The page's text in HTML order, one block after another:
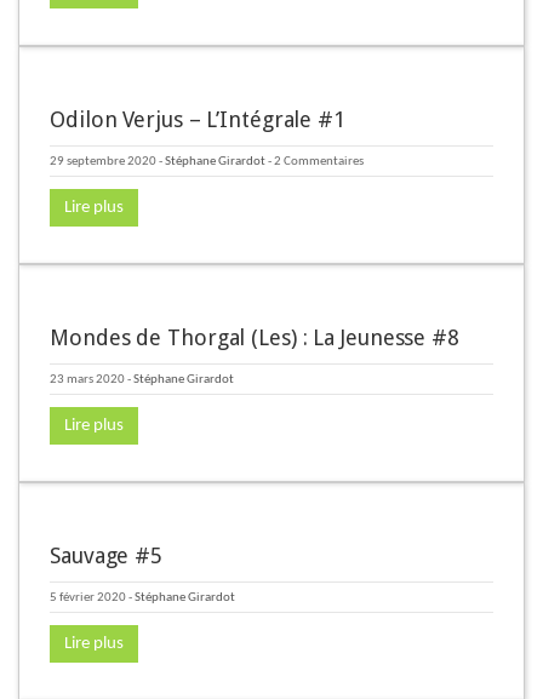
Odilon Verjus – L’Intégrale #1
29 septembre 2020-Stéphane Girardot- 2 Commentaires
Lire plus
Mondes de Thorgal (Les) : La Jeunesse #8
23 mars 2020-Stéphane Girardot
Lire plus
Sauvage #5
5 février 2020-Stéphane Girardot
Lire plus